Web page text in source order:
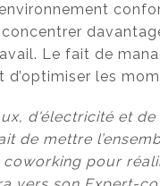
Le fait de
d’optimiser les
d'électricité et
de mettre
pour